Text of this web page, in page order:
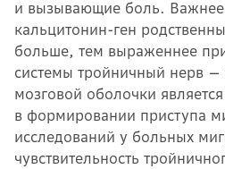
и вызывающие боль. Важнее
кальцитонин-ген
больше, тем выраженнее
системы тройничный нерв —
мозговой оболочки
в формировании приступа
исследований у больных
чувствительность